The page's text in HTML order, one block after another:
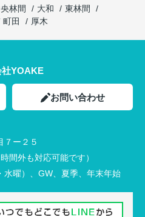
林間 大和
東林間
町田 厚木
社YOAKE
お問い合わせ
７ー２５
間外も対応可能です）
水曜）、GW、夏季、年末年始